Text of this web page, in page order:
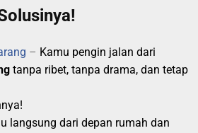
– Kamu pengin jalan dari
tanpa ribet, tanpa drama, dan tetap
langsung dari depan rumah dan